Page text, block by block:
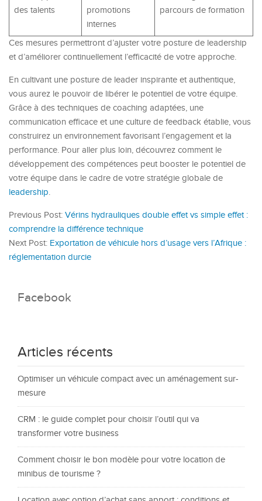
des talents
promotions
internes
parcours de formation
Ces mesures permettront d’ajuster votre posture de leadership
et d’améliorer continuellement l’efficacité de votre approche.
En cultivant une posture de leader inspirante et authentique,
vous aurez le pouvoir de libérer le potentiel de votre équipe.
Grâce à des techniques de coaching adaptées, une
communication efficace et une culture de feedback établie, vous
construirez un environnement favorisant l’engagement et la
performance. Pour aller plus loin, découvrez comment le
développement des compétences peut booster le potentiel de
votre équipe dans le cadre de votre stratégie globale de
leadership.
Previous Post: Vérins hydrauliques double effet vs simple effet :
comprendre la différence technique
Next Post: Exportation de véhicule hors d’usage vers l’Afrique :
réglementation durcie
Facebook
Articles récents
Optimiser un véhicule compact avec un aménagement sur-
mesure
CRM : le guide complet pour choisir l’outil qui va
transformer votre business
Comment choisir le bon modèle pour votre location de
minibus de tourisme ?